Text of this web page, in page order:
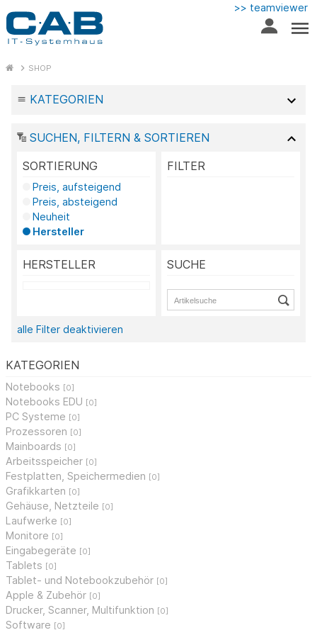
>> teamviewer
SHOP
KATEGORIEN
Notebooks [0]
Notebooks EDU [0]
PC Systeme [0]
Prozessoren [0]
Mainboards [0]
Arbeitsspeicher [0]
Festplatten, Speichermedien [0]
Grafikkarten [0]
Gehäuse, Netzteile [0]
Laufwerke [0]
Monitore [0]
Eingabegeräte [0]
Tablets [0]
Tablet- und Notebookzubehör [0]
Apple & Zubehör [0]
Drucker, Scanner, Multifunktion [0]
Software [0]
KATEGORIEN
SUCHEN, FILTERN & SORTIEREN
SORTIERUNG
Preis, aufsteigend
Preis, absteigend
Neuheit
Hersteller
FILTER
HERSTELLER SUCHE
alle Filter deaktivieren